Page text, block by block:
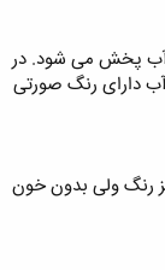
پخش می‌ شود. در
دارای رنگ صورتی
رنگ ولی بدون خون